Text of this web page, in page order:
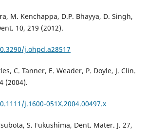
M. Kenchappa, D.P. Bhayya, D. Singh,
10, 219 (2012).
j.ohpd.a28517
C. Tanner, E. Weader, P. Doyle, J. Clin.
(2004).
j.1600-051X.2004.00497.x
S. Fukushima, Dent. Mater. J. 27,